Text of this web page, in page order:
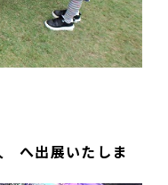
へ出展いたしま